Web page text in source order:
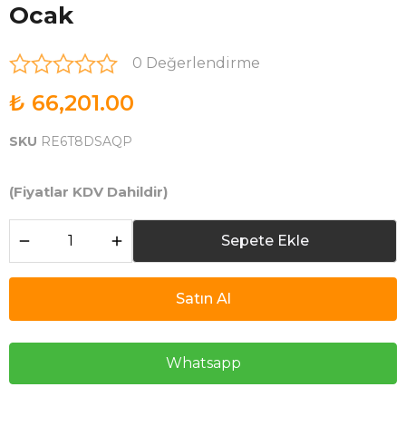
Ocak
0 Değerlendirme
₺ 66,201.00
SKU RE6T8DSAQP
(Fiyatlar KDV Dahildir)
Sepete Ekle
Satın Al
Whatsapp